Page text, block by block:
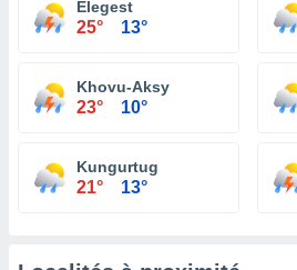
Elegest
25° 13°
Khovu-Aksy
23° 10°
Kungurtug
21° 13°